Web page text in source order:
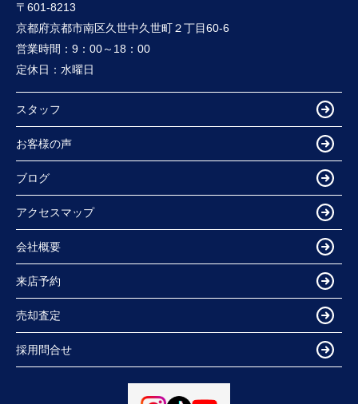
〒601-8213
京都府京都市南区久世中久世町２丁目60-6
営業時間： 9：00～18：00
定休日： 水曜日
スタッフ
お客様の声
ブログ
アクセスマップ
会社概要
来店予約
売却査定
採用問合せ